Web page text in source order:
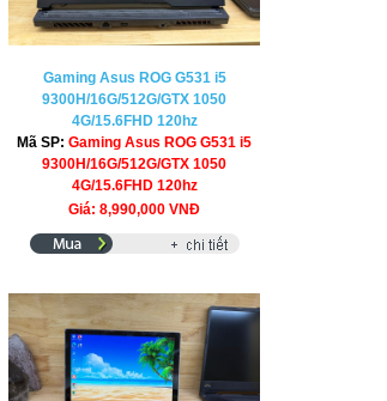
Gaming Asus ROG G531 i5
9300H/16G/512G/GTX 1050
4G/15.6FHD 120hz
Mã SP:Gaming Asus ROG G531 i5
9300H/16G/512G/GTX 1050
4G/15.6FHD 120hz
Giá: 8,990,000 VNĐ